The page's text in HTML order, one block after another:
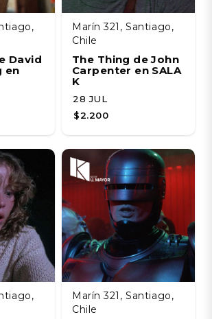
David
en
Marín 321, Santiago,
Chile
The Thing de John
Carpenter en SALA
K
28 JUL
$2.200
Marín 321, Santiago,
Chile